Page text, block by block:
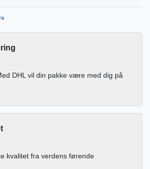
DHL vil din pakke være med dig på
kvalitet fra verdens førende